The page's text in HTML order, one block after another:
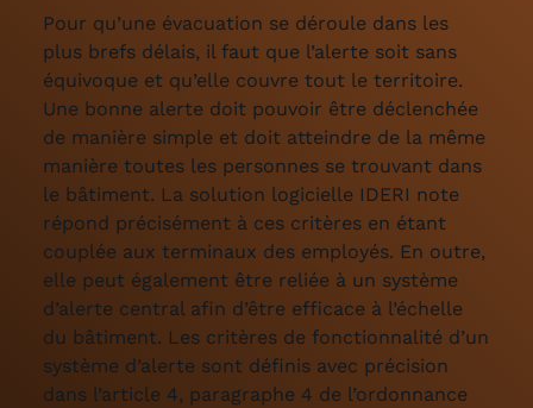
Pour qu’une évacuation se déroule dans les
plus brefs délais, il faut que l’alerte soit sans
équivoque et qu’elle couvre tout le territoire.
Une bonne alerte doit pouvoir être déclenchée
de manière simple et doit atteindre de la même
manière toutes les personnes se trouvant dans
le bâtiment. La solution logicielle IDERI note
répond précisément à ces critères en étant
couplée aux terminaux des employés. En outre,
elle peut également être reliée à un système
d’alerte central afin d’être efficace à l’échelle
du bâtiment. Les critères de fonctionnalité d’un
système d’alerte sont définis avec précision
dans l’article 4, paragraphe 4 de l’ordonnance